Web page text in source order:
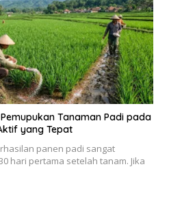
Tanaman Padi pada
yang Tepat
panen padi sangat
hari pertama setelah tanam. Jika